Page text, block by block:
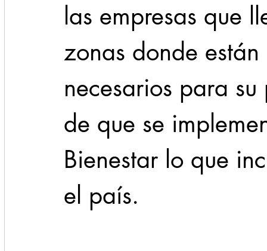
las empresas que
zonas donde
necesarios para
de que se
Bienestar lo que
el país.